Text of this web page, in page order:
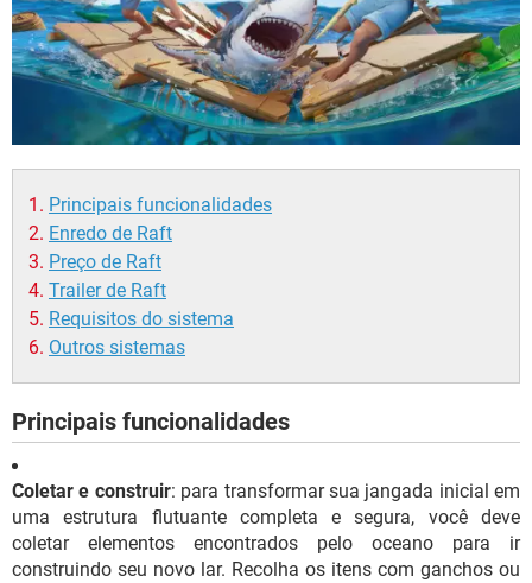
Principais funcionalidades
Enredo de Raft
Preço de Raft
Trailer de Raft
Requisitos do sistema
Outros sistemas
Principais funcionalidades
Coletar e construir: para transformar sua jangada inicial em
uma estrutura flutuante completa e segura, você deve
coletar elementos encontrados pelo oceano para ir
construindo seu novo lar. Recolha os itens com ganchos ou